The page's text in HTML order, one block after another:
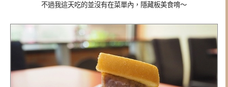
不過我這天吃的並沒有在菜單內，隱藏板美食唷～